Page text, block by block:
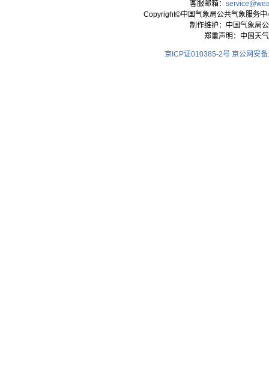
客服邮箱：
Copyright©中国气象局公共气象服务
制作维护：中国气象局
郑重声明：中国天
京ICP证010385-2号 京公网安